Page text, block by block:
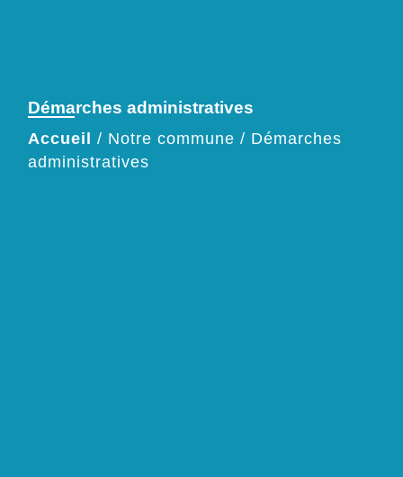
Démarches administratives
Accueil / Notre commune / Démarches
administratives